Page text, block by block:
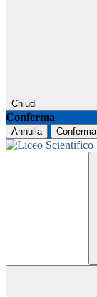
Chiudi
Conferma
Annulla Conferma